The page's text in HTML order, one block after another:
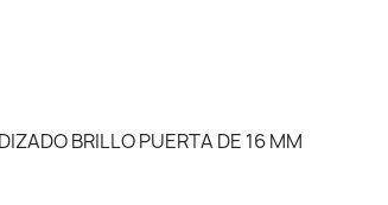
BRILLO PUERTA DE 16 MM